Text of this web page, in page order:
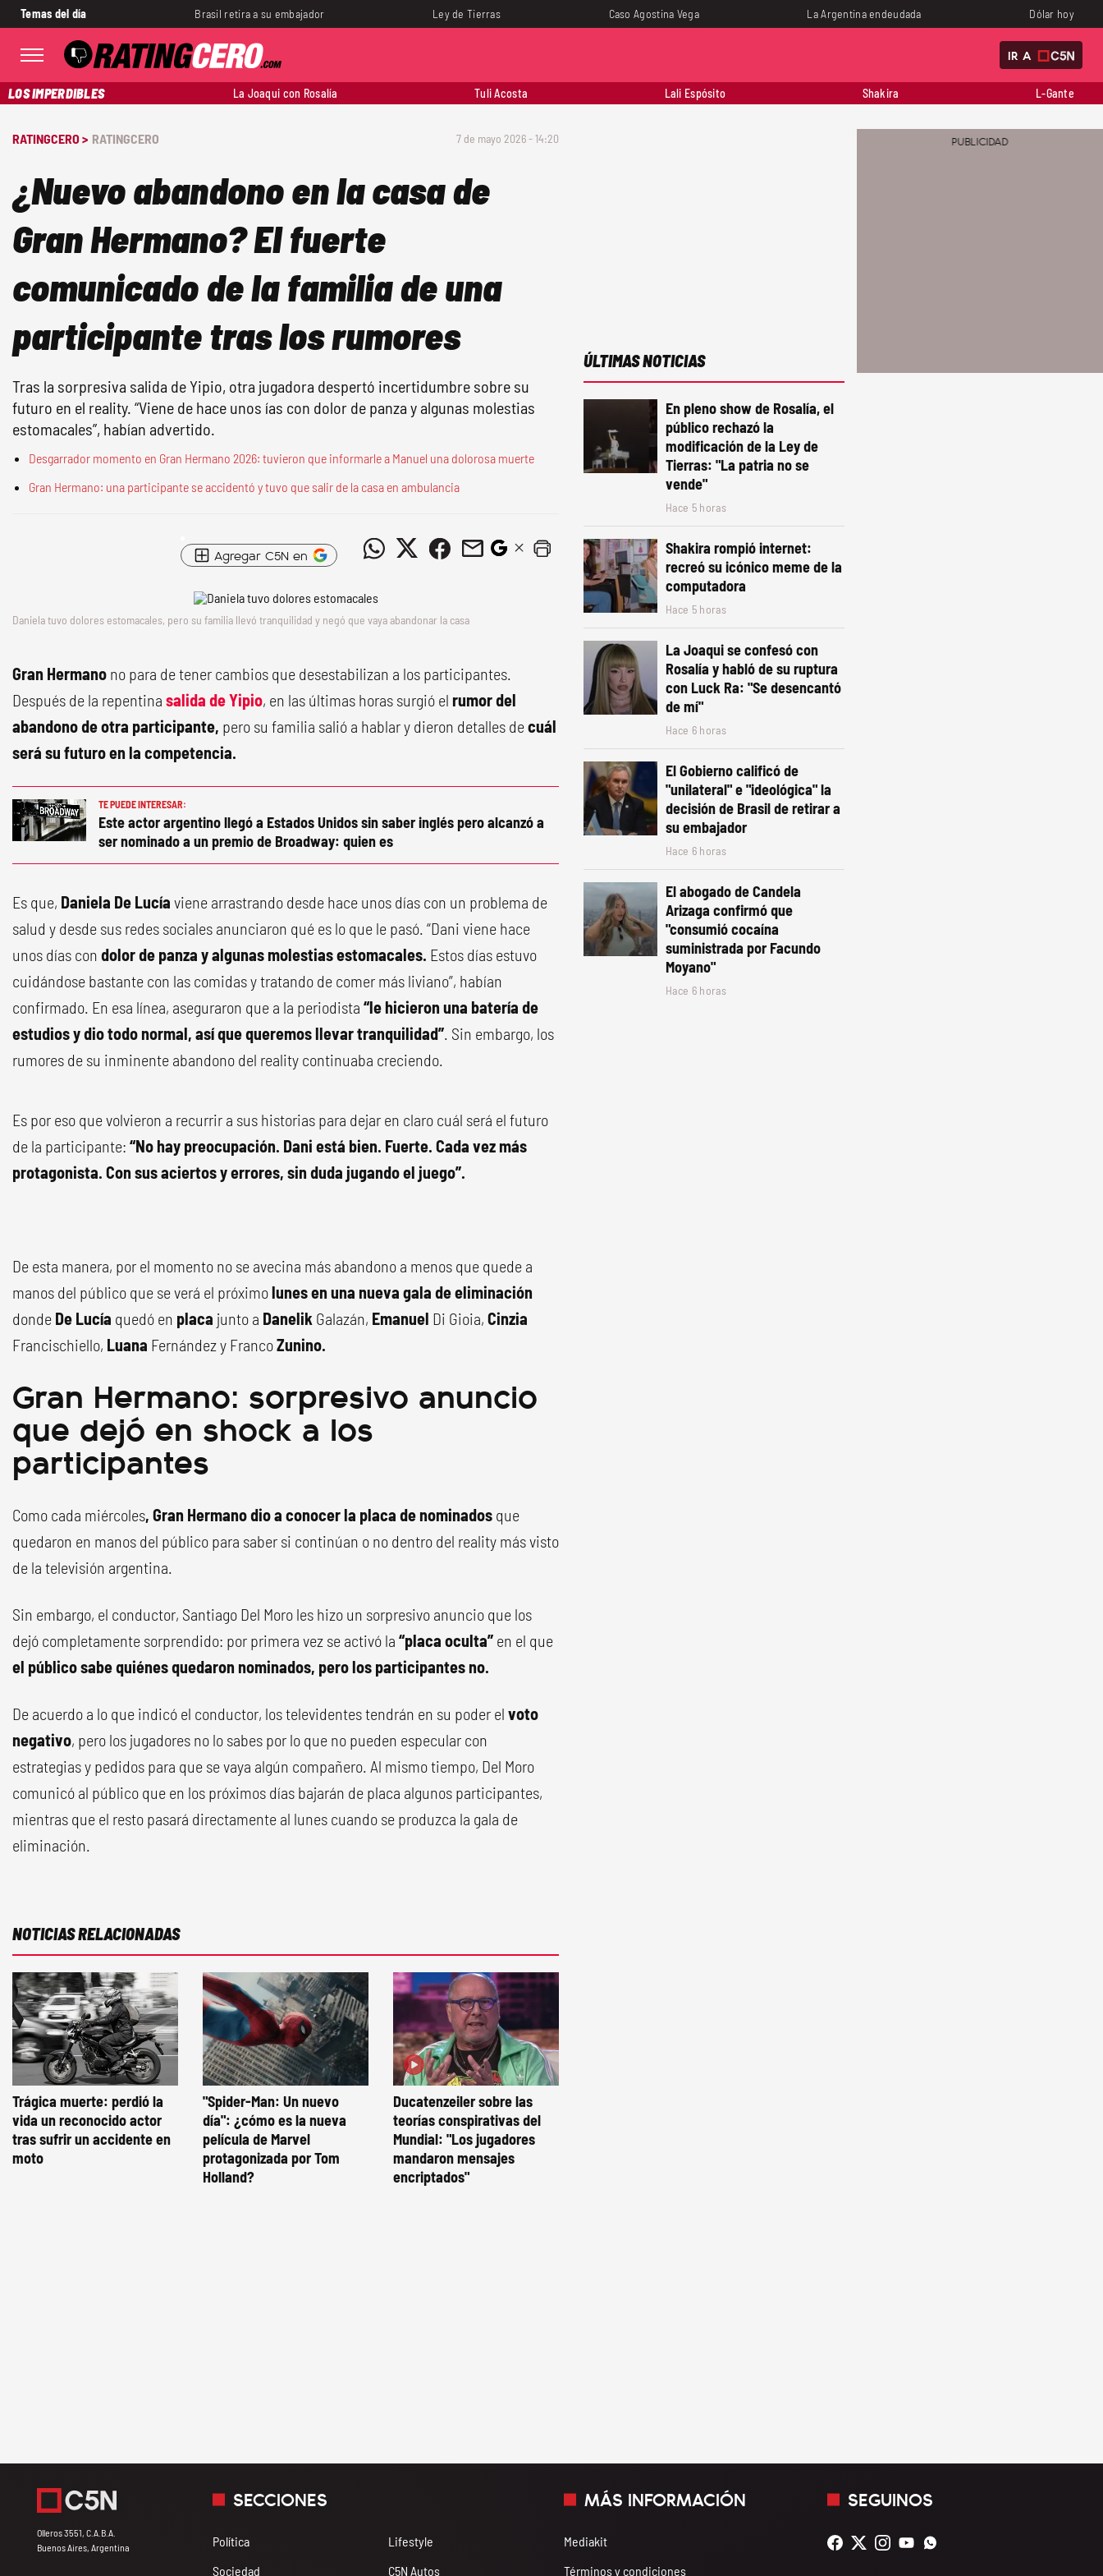
Temas del día Brasil retira a su embajador Ley de Tierras Caso Agostina Vega La Argentina endeudada Dólar hoy
IR A
LOS IMPERDIBLES La Joaqui con Rosalía Tuli Acosta Lali Espósito Shakira L-Gante
RATINGCERO > RATINGCERO 7 de mayo 2026 - 14:20
¿Nuevo abandono en la casa de
Gran Hermano? El fuerte
comunicado de la familia de una
participante tras los rumores
Tras la sorpresiva salida de Yipio, otra jugadora despertó incertidumbre sobre su
futuro en el reality. “Viene de hace unos ías con dolor de panza y algunas molestias
estomacales”, habían advertido.
Desgarrador momento en Gran Hermano 2026: tuvieron que informarle a Manuel una dolorosa muerte
Gran Hermano: una participante se accidentó y tuvo que salir de la casa en ambulancia
Agregar C5N en
Daniela tuvo dolores estomacales, pero su familia llevó tranquilidad y negó que vaya abandonar la casa
Gran Hermano no para de tener cambios que desestabilizan a los participantes.
Después de la repentina salida de Yipio, en las últimas horas surgió el rumor del
abandono de otra participante, pero su familia salió a hablar y dieron detalles decuál
será su futuro en la competencia.
TE PUEDE INTERESAR:
Este actor argentino llegó a Estados Unidos sin saber inglés pero alcanzó a
ser nominado a un premio de Broadway: quien es
Es que, Daniela De Lucía viene arrastrando desde hace unos días con un problema de
salud y desde sus redes sociales anunciaron qué es lo que le pasó. “Dani viene hace
unos días con dolor de panza y algunas molestias estomacales. Estos días estuvo
cuidándose bastante con las comidas y tratando de comer más liviano”, habían
confirmado. En esa línea, aseguraron que a la periodista “le hicieron una batería de
estudios y dio todo normal, así que queremos llevar tranquilidad”. Sin embargo, los
rumores de su inminente abandono del reality continuaba creciendo.
Es por eso que volvieron a recurrir a sus historias para dejar en claro cuál será el futuro
de la participante: “No hay preocupación. Dani está bien. Fuerte. Cada vez más
protagonista. Con sus aciertos y errores, sin duda jugando el juego”.
De esta manera, por el momento no se avecina más abandono a menos que quede a
manos del público que se verá el próximolunes en una nueva gala de eliminación
donde De Lucía quedó en placa junto a Danelik Galazán, Emanuel Di Gioia, Cinzia
Francischiello, Luana Fernández y FrancoZunino.
Gran Hermano: sorpresivo anuncio
que dejó en shock a los
participantes
Como cada miércoles, Gran Hermano dio a conocer la placa de nominados que
quedaron en manos del público para saber si continúan o no dentro del reality más visto
de la televisión argentina.
Sin embargo, el conductor, Santiago Del Moro les hizo un sorpresivo anuncio que los
dejó completamente sorprendido: por primera vez se activó la “placa oculta” en el que
el público sabe quiénes quedaron nominados, pero los participantes no.
De acuerdo a lo que indicó el conductor, los televidentes tendrán en su poder el voto
negativo, pero los jugadores no lo sabes por lo que no pueden especular con
estrategias y pedidos para que se vaya algún compañero. Al mismo tiempo, Del Moro
comunicó al público que en los próximos días bajarán de placa algunos participantes,
mientras que el resto pasará directamente al lunes cuando se produzca la gala de
eliminación.
NOTICIAS RELACIONADAS
Trágica muerte: perdió la
vida un reconocido actor
tras sufrir un accidente en
moto
"Spider-Man: Un nuevo
día": ¿cómo es la nueva
película de Marvel
protagonizada por Tom
Holland?
Ducatenzeiler sobre las
teorías conspirativas del
Mundial: "Los jugadores
mandaron mensajes
encriptados"
ÚLTIMAS NOTICIAS
En pleno show de Rosalía, el
público rechazó la
modificación de la Ley de
Tierras: "La patria no se
vende"
Hace 5 horas
Shakira rompió internet:
recreó su icónico meme de la
computadora
Hace 5 horas
La Joaqui se confesó con
Rosalía y habló de su ruptura
con Luck Ra: "Se desencantó
de mí"
Hace 6 horas
El Gobierno calificó de
"unilateral" e "ideológica" la
decisión de Brasil de retirar a
su embajador
Hace 6 horas
El abogado de Candela
Arizaga confirmó que
"consumió cocaína
suministrada por Facundo
Moyano"
Hace 6 horas
Olleros 3551, C.A.B.A.
Buenos Aires, Argentina
SECCIONES
Política
Sociedad
Lifestyle
C5N Autos
MÁS INFORMACIÓN
Mediakit
Términos y condiciones
SEGUINOS